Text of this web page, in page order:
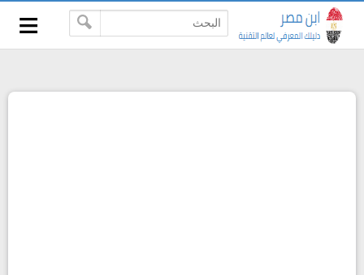
-->
≡